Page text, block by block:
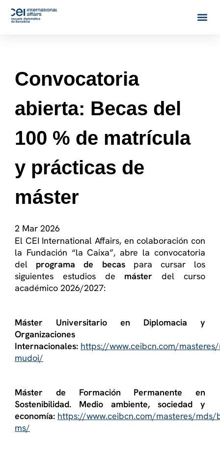
Convocatoria
abierta: Becas del
100 % de matrícula
y prácticas de
máster
2 Mar 2026
El CEI International Affairs, en colaboración con
la Fundación “la Caixa”, abre la convocatoria
del programa de becaspara cursar los
siguientes estudios de másterdel curso
académico 2026/2027:
Máster Universitario en Diplomacia y
Organizaciones
Internacionales: https://www.ceibcn.com/
mudoi/
Máster de Formación Permanente en
Sostenibilidad. Medio ambiente, sociedad y
economía: https://www.ceibcn.com/masteres/mds/
ms/